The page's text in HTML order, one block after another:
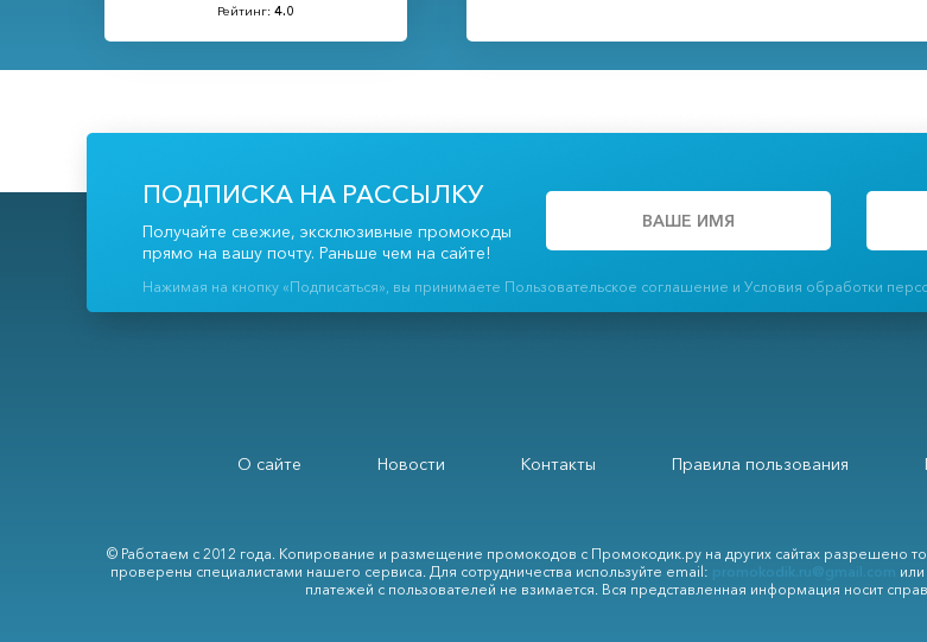
Рейтинг: 4.0
ПОДПИСКА НА РАССЫЛКУ
Получайте свежие, эксклюзивные промокоды
прямо на вашу почту. Раньше чем на сайте!
Нажимая на кнопку «Подписаться», вы принимаете Пользовательское соглашение и Условия обработки
О сайте Новости Контакты Правила пользования
© Работаем с 2012 года. Копирование и размещение промокодов с Промокодик.ру на других сайтах разрешено
проверены специалистами нашего сервиса. Для сотрудничества используйте email:
платежей с пользователей не взимается. Вся представленная информация носит